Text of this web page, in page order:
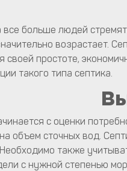
все больше людей
возрастает.
своей простоте,
такого типа септика.
с оценки
объем сточных вод.
также
с нужной степенью